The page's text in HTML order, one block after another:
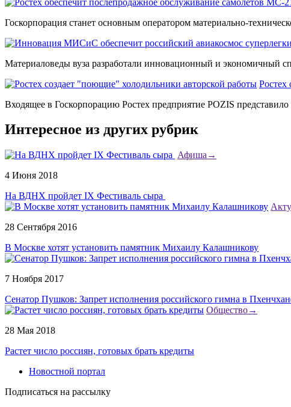
Госкорпорация станет основным оператором материально-
Материаловеды вуза разработали инновационный и экономичный
Ростех
Входящее в Госкорпорацию Ростех предприятие POZIS
Интересное из других рубрик
Афиша →
4 Июня 2018
На ВДНХ пройдет IX Фестиваль сыра
28 Сентября 2016
В Москве хотят установить памятник Михаилу Калашникову
7 Ноября 2017
Сенатор Пушков: Запрет исполнения российского гимна в
Общество→
28 Мая 2018
Растет число россиян, готовых брать кредиты
Новостной портал
Подписаться на рассылку